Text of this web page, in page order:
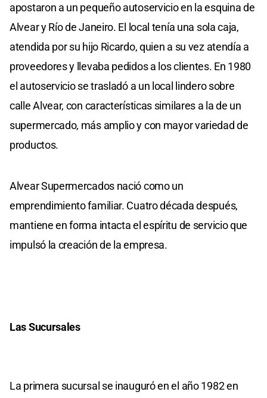
apostaron a un pequeño autoservicio en la esquina de
Alvear y Río de Janeiro. El local tenía una sola caja,
atendida por su hijo Ricardo, quien a su vez atendía a
proveedores y llevaba pedidos a los clientes. En 1980
el autoservicio se trasladó a un local lindero sobre
calle Alvear, con características similares a la de un
supermercado, más amplio y con mayor variedad de
productos.
Alvear Supermercados nació como un
emprendimiento familiar. Cuatro década después,
mantiene en forma intacta el espíritu de servicio que
impulsó la creación de la empresa.
Las Sucursales
La primera sucursal se inauguró en el año 1982 en